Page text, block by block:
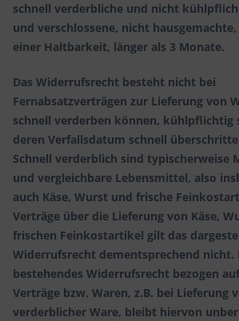
schnell verderbliche und nicht
und verschlossene, nicht
einer Haltbarkeit, länger als 3 Monate.
Das Widerrufsrecht besteht nicht bei
Fernabsatzverträgen zur Lieferung von
schnell verderben können, kühlpflichtig
deren Verfallsdatum schnell
Schnell verderblich sind typischerweise
und vergleichbare Lebensmittel, also
auch Käse, Wurst und frische
Verträge über die Lieferung von Käse,
frischen Feinkostartikel gilt das
Widerrufsrecht dementsprechend nicht.
bestehendes Widerrufsrecht bezogen
Verträge bzw. Waren, z.B. bei Lieferung
verderblicher Ware, bleibt hiervon